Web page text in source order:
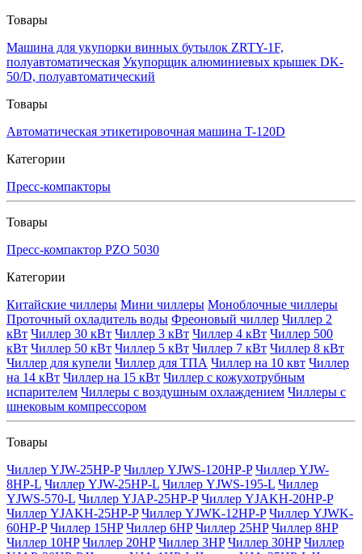
Товары
Машина для укупорки винных бутылок ZRTY-1F,
полуавтоматическая Укупорщик алюминиевых крышек DK-
50/D, полуавтоматический
Товары
Автоматическая этикетировочная машина T-120D
Категории
Пресс-компакторы
Товары
Пресс-компактор PZO 5030
Категории
Китайские чиллеры Мини чиллеры Моноблочные чиллеры
Проточный охладитель воды Фреоновый чиллер Чиллер 2
кВт Чиллер 30 кВт Чиллер 3 кВт Чиллер 4 кВт Чиллер 500
кВт Чиллер 50 кВт Чиллер 5 кВт Чиллер 7 кВт Чиллер 8 кВт
Чиллер для купели Чиллер для ТПА Чиллер на 10 квт Чиллер
на 14 кВт Чиллер на 15 кВт Чиллер с кожухотрубным
испарителем Чиллеры с воздушным охлаждением Чиллеры с
шнековым компрессором
Товары
Чиллер YJW-25HP-P Чиллер YJWS-120HP-P Чиллер YJW-
8HP-L Чиллер YJW-25HP-L Чиллер YJWS-195-L Чиллер
YJWS-570-L Чиллер YJAP-25HP-P Чиллер YJAKH-20HP-P
Чиллер YJAKH-25HP-P Чиллер YJWK-12HP-P Чиллер YJWK-
60HP-P Чиллер 15HP Чиллер 6HP Чиллер 25HP Чиллер 8HP
Чиллер 10HP Чиллер 20HP Чиллер 3HP Чиллер 30HP Чиллер